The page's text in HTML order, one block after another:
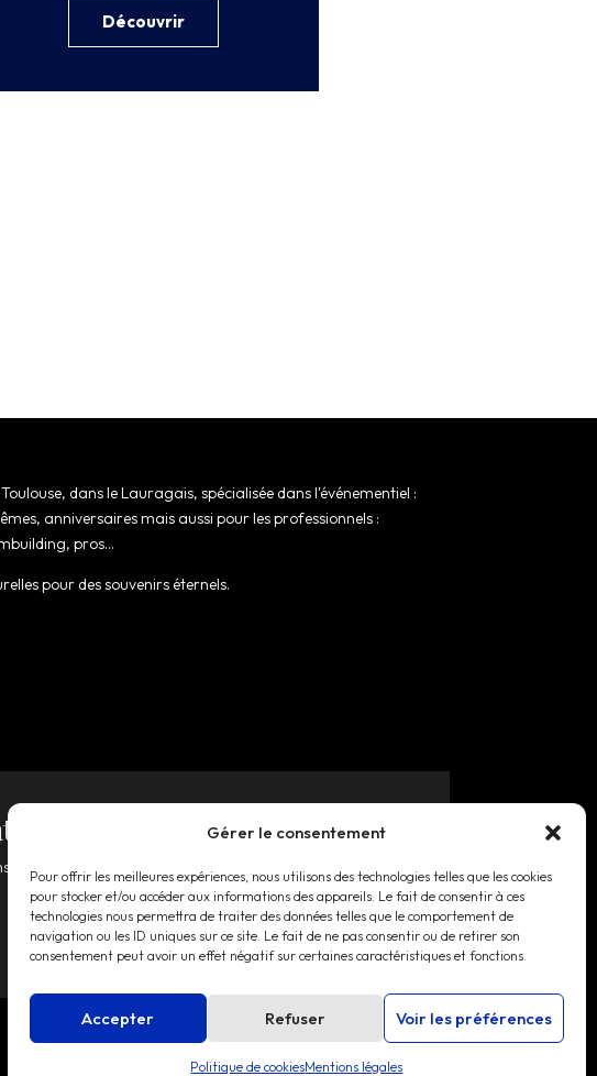
Gérer le consentement
Pour offrir les meilleures expériences, nous utilisons des technologies telles que les cookies
pour stocker et/ou accéder aux informations des appareils. Le fait de consentir à ces
technologies nous permettra de traiter des données telles que le comportement de
navigation ou les ID uniques sur ce site. Le fait de ne pas consentir ou de retirer son
consentement peut avoir un effet négatif sur certaines caractéristiques et fonctions.
Accepter Refuser Voir les préférences
Politique de cookiesMentions légales
Découvrir
dans le Lauragais, spécialisée dans l'événementiel :
anniversaires mais aussi pour les professionnels :
pros...
pour des souvenirs éternels.
aussi de la vidéo, du drone.
Politique de confidentialité–Mentions légales